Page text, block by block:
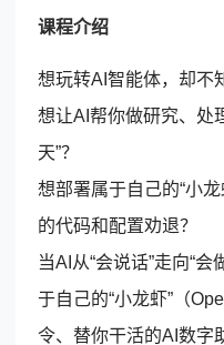
课程介绍
想玩转AI 智能体，却不
想让AI 帮你做研究、处
天”？
想部署属于自己的“小龙
的代码和配置劝退？
当AI 从“会说话”走向“
于自己的“小龙虾”（
令、替你干活的AI 数字